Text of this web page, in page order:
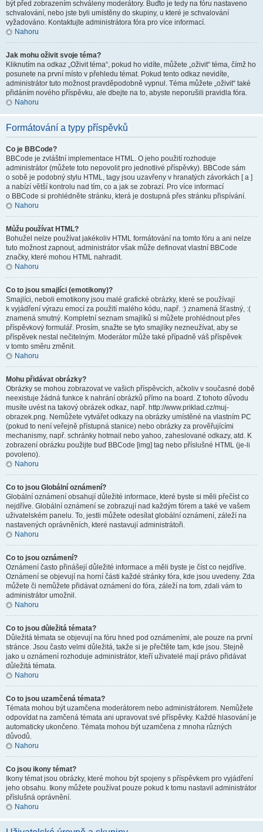
být před zobrazením schváleny moderátory. Buďto je tedy na fóru nastaveno
schvalování, nebo jste byli umístěny do skupiny, u které je schvalování
vyžadováno. Kontaktujte administrátora fóra pro více informací.
Nahoru
Jak mohu oživit svoje téma?
Kliknutím na odkaz „Oživit téma“, pokud ho vidíte, můžete „oživit“ téma, čímž ho
posunete na první místo v přehledu témat. Pokud tento odkaz nevidíte,
administrátor tuto možnost pravděpodobně vypnul. Téma můžete „oživit“ také
přidáním nového příspěvku, ale dbejte na to, abyste neporušili pravidla fóra.
Nahoru
Formátování a typy příspěvků
Co je BBCode?
BBCode je zvláštní implementace HTML. O jeho použití rozhoduje
administrátor (můžete toto nepovolit pro jednotlivé příspěvky). BBCode sám
o sobě je podobný stylu HTML, tagy jsou uzavřeny v hranatých závorkách [ a ]
a nabízí větší kontrolu nad tím, co a jak se zobrazí. Pro více informací
o BBCode si prohlédněte stránku, která je dostupná přes stránku přispívání.
Nahoru
Můžu používat HTML?
Bohužel nelze používat jakékoliv HTML formátování na tomto fóru a ani nelze
tuto možnost zapnout, administrátor však může definovat vlastní BBCode
značky, které mohou HTML nahradit.
Nahoru
Co to jsou smajlíci (emotikony)?
Smajlíci, neboli emotikony jsou malé grafické obrázky, které se používají
k vyjádření výrazu emocí za použití malého kódu, např. :) znamená šťastný, :(
znamená smutný. Kompletní seznam smajlíků si můžete prohlédnout přes
příspěvkový formulář. Prosím, snažte se tyto smajlíky nezneužívat, aby se
příspěvek nestal nečitelným. Moderátor může také případně váš příspěvek
v tomto směru změnit.
Nahoru
Mohu přidávat obrázky?
Obrázky se mohou zobrazovat ve vašich příspěvcích, ačkoliv v současné době
neexistuje žádná funkce k nahrání obrázků přímo na board. Z tohoto důvodu
musíte uvést na takový obrázek odkaz, např. http://www.priklad.cz/muj-
obrazek.png. Nemůžete vytvářet odkazy na obrázky umístěné na vlastním PC
(pokud to není veřejně přístupná stanice) nebo obrázky za prověřujícími
mechanismy, např. schránky hotmail nebo yahoo, zaheslované odkazy, atd. K
zobrazení obrázku použijte buď BBCode [img] tag nebo příslušné HTML (je-li
povoleno).
Nahoru
Co to jsou Globální oznámení?
Globální oznámení obsahují důležité informace, které byste si měli přečíst co
nejdříve. Globální oznámení se zobrazují nad každým fórem a také ve vašem
uživatelském panelu. To, jestli můžete odesílat globální oznámení, záleží na
nastavených oprávněních, které nastavují administrátoři.
Nahoru
Co to jsou oznámení?
Oznámení často přinášejí důležité informace a měli byste je číst co nejdříve.
Oznámení se objevují na horní části každé stránky fóra, kde jsou uvedeny. Zda
můžete či nemůžete přidávat oznámení do fóra, záleží na tom, zdali vám to
administrátor umožnil.
Nahoru
Co to jsou důležitá témata?
Důležitá témata se objevují na fóru hned pod oznámeními, ale pouze na první
stránce. Jsou často velmi důležitá, takže si je přečtěte tam, kde jsou. Stejně
jako u oznámení rozhoduje administrátor, kteří uživatelé mají právo přidávat
důležitá témata.
Nahoru
Co to jsou uzamčená témata?
Témata mohou být uzamčena moderátorem nebo administrátorem. Nemůžete
odpovídat na zamčená témata ani upravovat své příspěvky. Každé hlasování je
automaticky ukončeno. Témata mohou být uzamčena z mnoha různých
důvodů.
Nahoru
Co jsou ikony témat?
Ikony témat jsou obrázky, které mohou být spojeny s příspěvkem pro vyjádření
jeho obsahu. Ikony můžete používat pouze pokud k tomu nastavil administrátor
příslušná oprávnění.
Nahoru